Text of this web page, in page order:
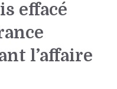
effacé
l’affaire